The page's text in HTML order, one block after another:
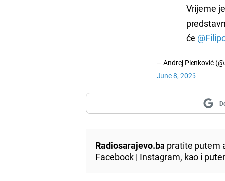
Vrijeme
će
— Andrej Plenković
June 8, 2026
Radiosarajevo.ba pratite putem
Facebook | Instagram, kao i